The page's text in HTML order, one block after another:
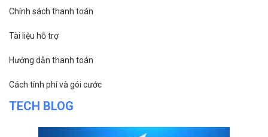
Chính sách thanh toán
Tài liệu hỗ trợ
Hướng dẫn thanh toán
Cách tính phí và gói cước
TECH BLOG